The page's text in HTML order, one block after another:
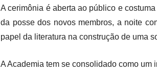
A cerimônia é aberta ao público e
da posse dos novos membros, a noite
papel da literatura na construção de uma
A Academia tem se consolidado como